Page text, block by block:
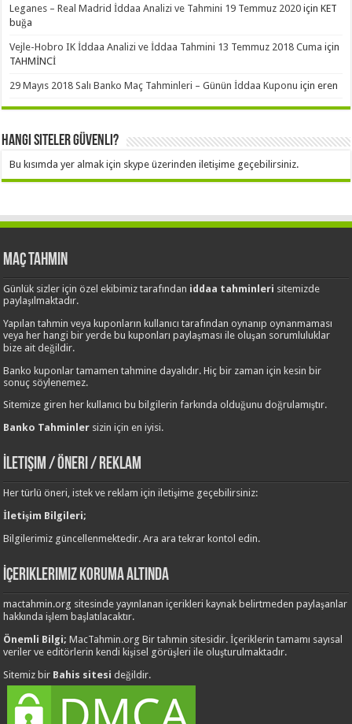
Leganes – Real Madrid İddaa Analizi ve Tahmini 19 Temmuz 2020 içinKET
buğa
Vejle-Hobro IK İddaa Analizi ve İddaa Tahmini 13 Temmuz 2018 Cuma için
TAHMİNCİ
29 Mayıs 2018 Salı Banko Maç Tahminleri – Günün İddaa Kuponu içineren
Hangi Siteler Güvenli?
Bu kısımda yer almak için skype üzerinden iletişime geçebilirsiniz.
Maç Tahmin
Günlük sizler için özel ekibimiz tarafından iddaa tahminleri sitemizde
paylaşılmaktadır.
Yapılan tahmin veya kuponların kullanıcı tarafından oynanıp oynanmaması
veya her hangi bir yerde bu kuponları paylaşması ile oluşan sorumluluklar
bize ait değildir.
Banko kuponlar tamamen tahmine dayalıdır. Hiç bir zaman için kesin bir
sonuç söylenemez.
Sitemize giren her kullanıcı bu bilgilerin farkında olduğunu doğrulamıştır.
Banko Tahminler sizin için en iyisi.
İletişim / Öneri / Reklam
Her türlü öneri, istek ve reklam için iletişime geçebilirsiniz:
İletişim Bilgileri;
Bilgilerimiz güncellenmektedir. Ara ara tekrar kontol edin.
İçeriklerimiz Koruma Altında
mactahmin.org sitesinde yayınlanan içerikleri kaynak belirtmeden paylaşanlar
hakkında işlem başlatılacaktır.
Önemli Bilgi;MacTahmin.org Bir tahmin sitesidir. İçeriklerin tamamı sayısal
veriler ve editörlerin kendi kişisel görüşleri ile oluşturulmaktadır.
Sitemiz bir Bahis sitesi değildir.